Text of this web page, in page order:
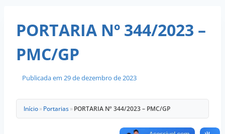
PORTARIA Nº 344/2023 –
PMC/GP
Publicada em 29 de dezembro de 2023
Início» Portarias» PORTARIA Nº 344/2023 – PMC/GP